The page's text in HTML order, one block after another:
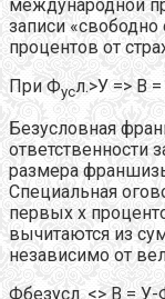
международной
записи «свободно
процентов от
При Фусл.>У => В
Безусловная
ответственности
размера
Специальная
первых х
вычитаются из
независимо от
Фбезусл. <> В = У-